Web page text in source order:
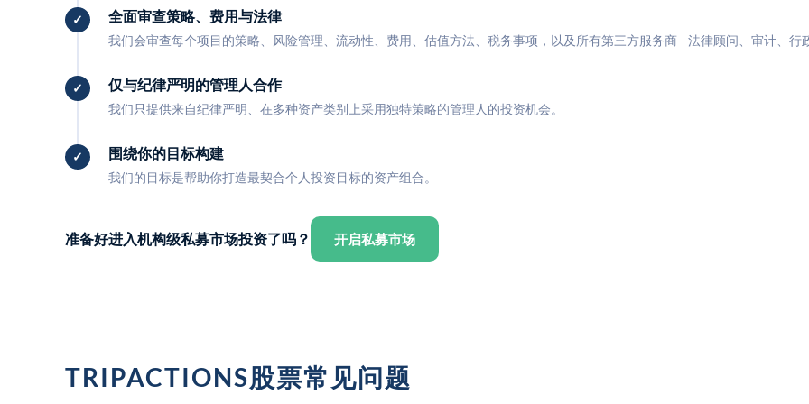
全面审查策略、费用与法律
我们会审查每个项目的策略、风险管理、流动性、费用、估值方法、税务事项，以及所有第三方服务商—法律顾问、审计、行
仅与纪律严明的管理人合作
我们只提供来自纪律严明、在多种资产类别上采用独特策略的管理人的投资机会。
围绕你的目标构建
我们的目标是帮助你打造最契合个人投资目标的资产组合。
准备好进入机构级私募市场投资了吗？ 开启私募市场
TRIPACTIONS股票常见问题